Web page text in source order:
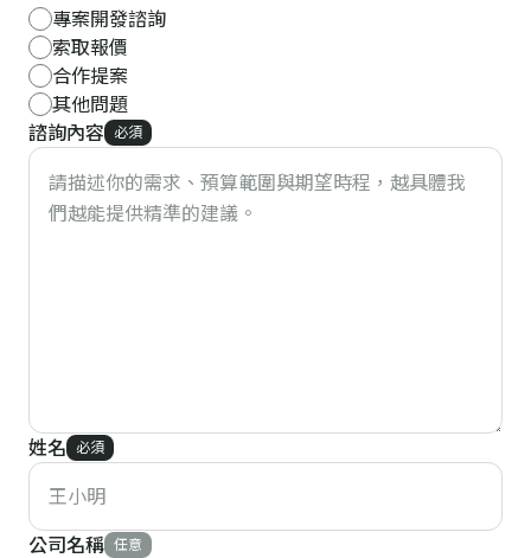
專案開發諮詢
索取報價
合作提案
其他問題
諮詢內容 必須
姓名 必須
公司名稱 任意